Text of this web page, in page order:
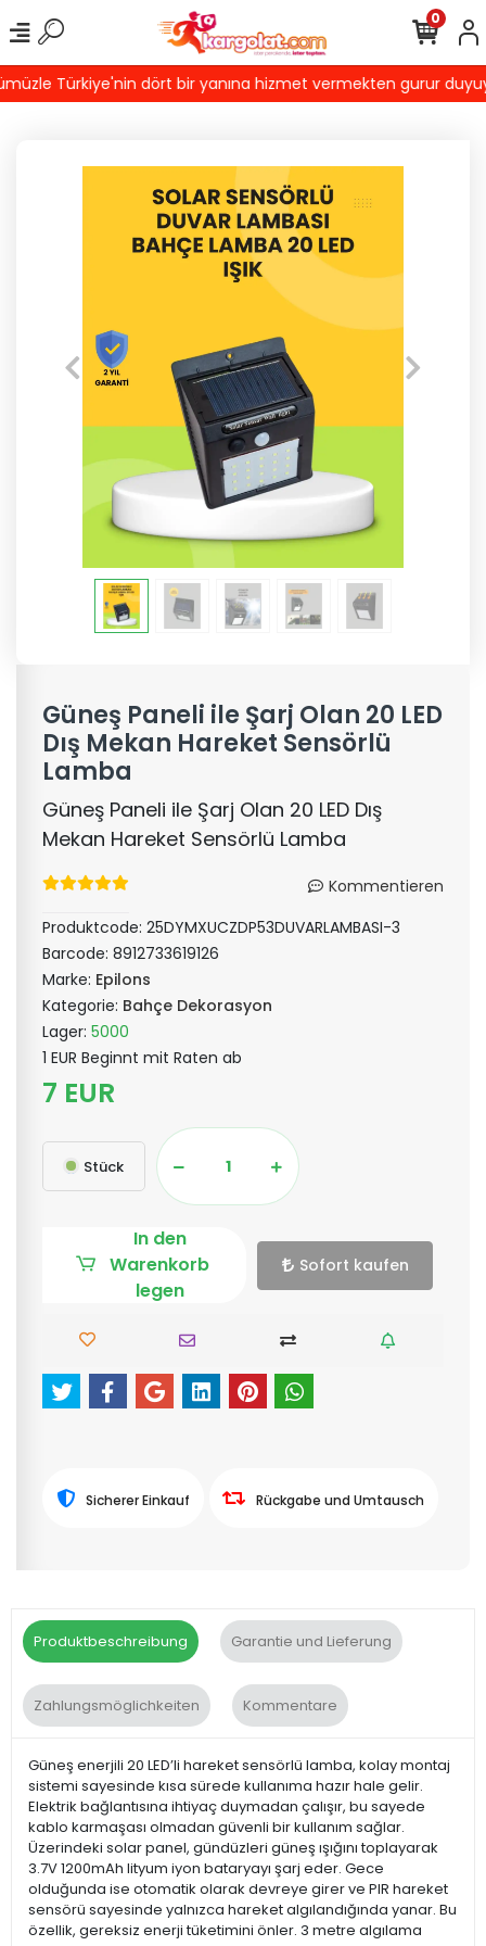
Türkiye'nin dört bir yanına hizmet vermekten gurur
0
Güneş Paneli ile Şarj Olan 20 LED
Dış Mekan Hareket Sensörlü
Lamba
Güneş Paneli ile Şarj Olan 20 LED Dış
Mekan Hareket Sensörlü Lamba
Kommentieren
Produktcode: 25DYMXUCZDP53DUVARLAMBASI-3
Barcode: 8912733619126
Marke: Epilons
Kategorie: Bahçe Dekorasyon
Lager: 5000
1 EUR Beginnt mit Raten ab
7 EUR
Stück
In den
Warenkorb
legen
Sofort kaufen
Sicherer Einkauf Rückgabe und Umtausch
Produktbeschreibung Garantie und Lieferung
Zahlungsmöglichkeiten Kommentare
Güneş enerjili 20 LED’li hareket sensörlü lamba, kolay montaj
sistemi sayesinde kısa sürede kullanıma hazır hale gelir.
Elektrik bağlantısına ihtiyaç duymadan çalışır, bu sayede
kablo karmaşası olmadan güvenli bir kullanım sağlar.
Üzerindeki solar panel, gündüzleri güneş ışığını toplayarak
3.7V 1200mAh lityum iyon bataryayı şarj eder. Gece
olduğunda ise otomatik olarak devreye girer ve PIR hareket
sensörü sayesinde yalnızca hareket algılandığında yanar. Bu
özellik, gereksiz enerji tüketimini önler. 3 metre algılama